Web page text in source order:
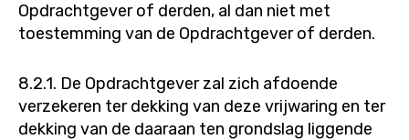
Opdrachtgever of derden, al dan niet met
toestemming van de Opdrachtgever of derden.
8.2.1. De Opdrachtgever zal zich afdoende
verzekeren ter dekking van deze vrijwaring en ter
dekking van de daaraan ten grondslag liggende